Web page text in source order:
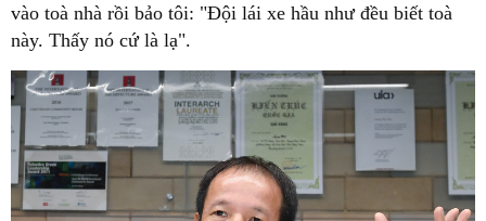
vào toà nhà rồi bảo tôi: "Đội lái xe hầu như đều biết toà
này. Thấy nó cứ là lạ".